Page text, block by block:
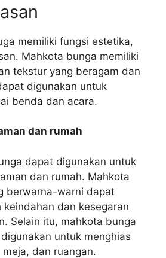
memiliki fungsi estetika,
Mahkota bunga memiliki
tekstur yang beragam dan
digunakan untuk
benda dan acara.
dan rumah
dapat digunakan untuk
dan rumah. Mahkota
berwarna-warni dapat
keindahan dan kesegaran
Selain itu, mahkota bunga
untuk menghias
dan ruangan.